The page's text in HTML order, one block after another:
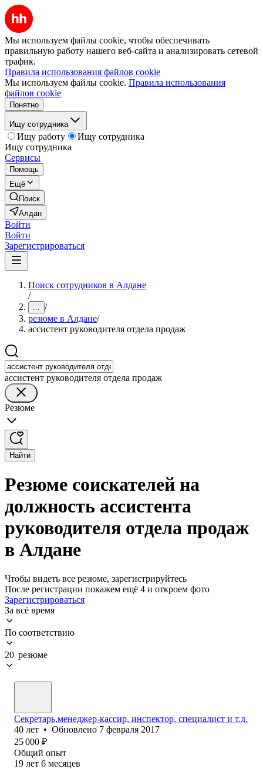
Мы используем файлы cookie, чтобы обеспечивать
правильную работу нашего веб-сайта и анализировать сетевой
трафик.
Правила использования файлов cookie
Мы используем файлы cookie. Правила использования
файлов cookie
Понятно
Ищу сотрудника
Ищу работу
Ищу сотрудника
Ищу сотрудника
Сервисы
Помощь
Ещё
Поиск
Алдан
Войти
Войти
Зарегистрироваться
Поиск сотрудников в Алдане
/
... /
резюме в Алдане/
ассистент руководителя отдела продаж
ассистент руководителя отдела продаж
Резюме
Найти
Резюме соискателей на
должность ассистента
руководителя отдела продаж
в Алдане
Чтобы видеть все резюме, зарегистрируйтесь
После регистрации покажем ещё 4 и откроем фото
Зарегистрироваться
За всё время
По соответствию
20 резюме
Секретарь,менеджер-кассир, инспектор, специалист и т.д.
40 лет • Обновлено 7 февраля 2017
25 000 ₽
Общий опыт
19 лет 6 месяцев